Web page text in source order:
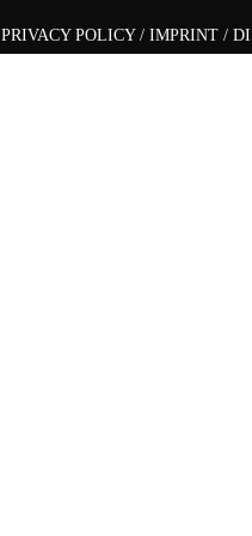
PRIVACY POLICY / IMPRINT /